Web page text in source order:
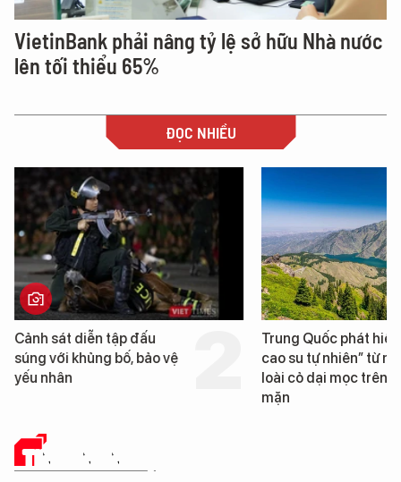
VietinBank phải nâng tỷ lệ sở hữu Nhà nước
lên tối thiểu 65%
ĐỌC NHIỀU
Cảnh sát diễn tập đấu
súng với khủng bố, bảo vệ
yếu nhân
Trung Quốc phát hiện
cao su tự nhiên” từ
loài cỏ dại mọc trên
mặn
TIN CÔNG NGHỆ